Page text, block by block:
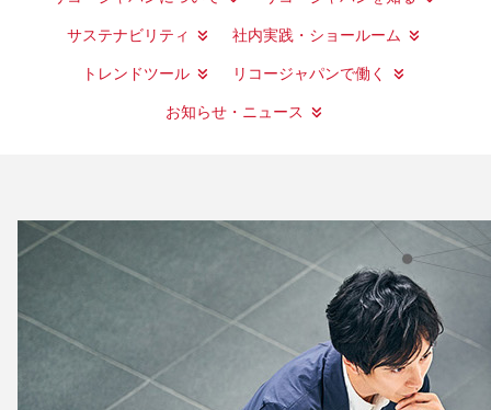
サステナビリティ 社内実践・ショールーム
トレンドツール リコージャパンで働く
お知らせ・ニュース